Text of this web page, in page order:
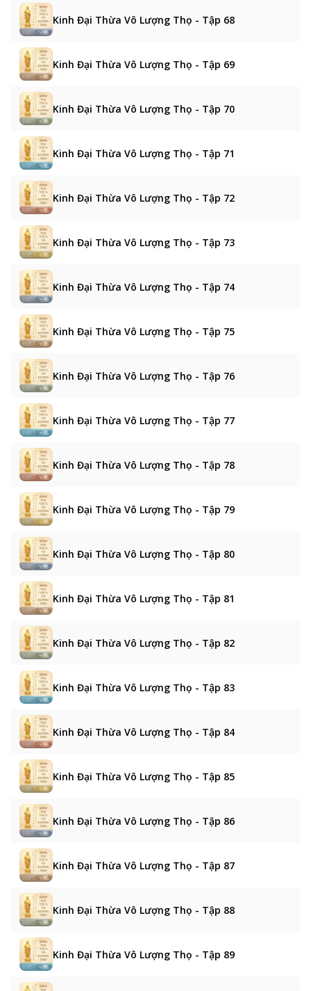
Kinh Đại Thừa Vô Lượng Thọ - Tập 68
Kinh Đại Thừa Vô Lượng Thọ - Tập 69
Kinh Đại Thừa Vô Lượng Thọ - Tập 70
Kinh Đại Thừa Vô Lượng Thọ - Tập 71
Kinh Đại Thừa Vô Lượng Thọ - Tập 72
Kinh Đại Thừa Vô Lượng Thọ - Tập 73
Kinh Đại Thừa Vô Lượng Thọ - Tập 74
Kinh Đại Thừa Vô Lượng Thọ - Tập 75
Kinh Đại Thừa Vô Lượng Thọ - Tập 76
Kinh Đại Thừa Vô Lượng Thọ - Tập 77
Kinh Đại Thừa Vô Lượng Thọ - Tập 78
Kinh Đại Thừa Vô Lượng Thọ - Tập 79
Kinh Đại Thừa Vô Lượng Thọ - Tập 80
Kinh Đại Thừa Vô Lượng Thọ - Tập 81
Kinh Đại Thừa Vô Lượng Thọ - Tập 82
Kinh Đại Thừa Vô Lượng Thọ - Tập 83
Kinh Đại Thừa Vô Lượng Thọ - Tập 84
Kinh Đại Thừa Vô Lượng Thọ - Tập 85
Kinh Đại Thừa Vô Lượng Thọ - Tập 86
Kinh Đại Thừa Vô Lượng Thọ - Tập 87
Kinh Đại Thừa Vô Lượng Thọ - Tập 88
Kinh Đại Thừa Vô Lượng Thọ - Tập 89